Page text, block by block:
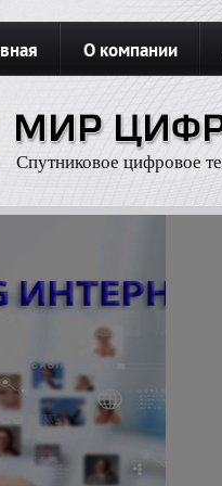
О компании
Спутниковое цифровое